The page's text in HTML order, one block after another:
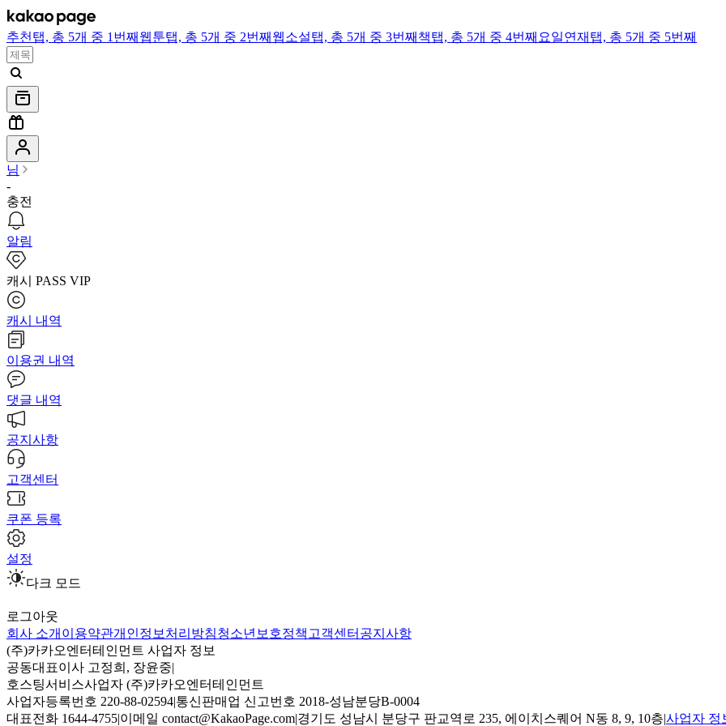
추천 탭, 총 5개 중 1번째 웹툰탭, 총 5개 중 2번째 웹소설탭, 총 5개 중 3번째 책탭, 총 5개 중 4번째 요일연재 탭, 총 5개 중 5번째
님
-
충전
알림
캐시 PASS VIP
캐시 내역
이용권 내역
댓글 내역
공지사항
고객센터
쿠폰 등록
설정
다크 모드
로그아웃
회사 소개 이용약관개인정보처리방침청소년보호정책 고객센터 공지사항
(주)카카오엔터테인먼트 사업자 정보
공동대표이사 고정희, 장윤중|
호스팅서비스사업자 (주)카카오엔터테인먼트
사업자등록번호 220-88-02594|통신판매업 신고번호 2018-성남분당B-0004
대표전화 1644-4755|이메일 contact@KakaoPage.com|경기도 성남시 분당구 판교역로 235, 에이치스퀘어 N동 8, 9, 10층|사업자 정